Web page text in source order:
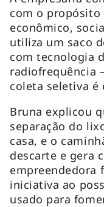
com o
econômico,
utiliza um saco
com tecnologia
radiofrequência
coleta seletiva é
Bruna explicou
separação do
casa, e o
descarte e gera
empreendedora
iniciativa ao
usado para